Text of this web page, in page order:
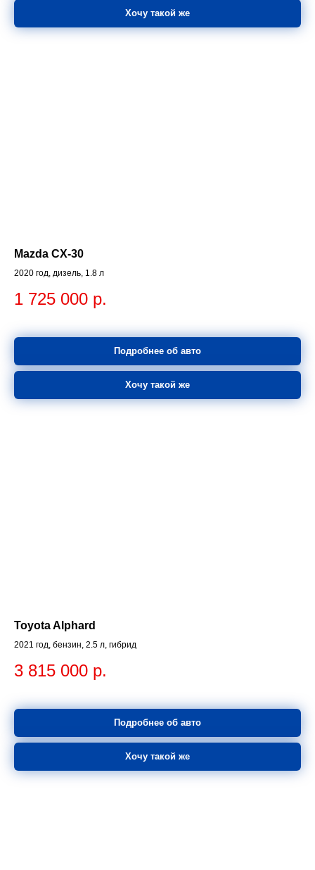
Хочу такой же
Mazda CX-30
2020 год, дизель, 1.8 л
1 725 000 р.
Подробнее об авто
Хочу такой же
Toyota Alphard
2021 год, бензин, 2.5 л, гибрид
3 815 000 р.
Подробнее об авто
Хочу такой же